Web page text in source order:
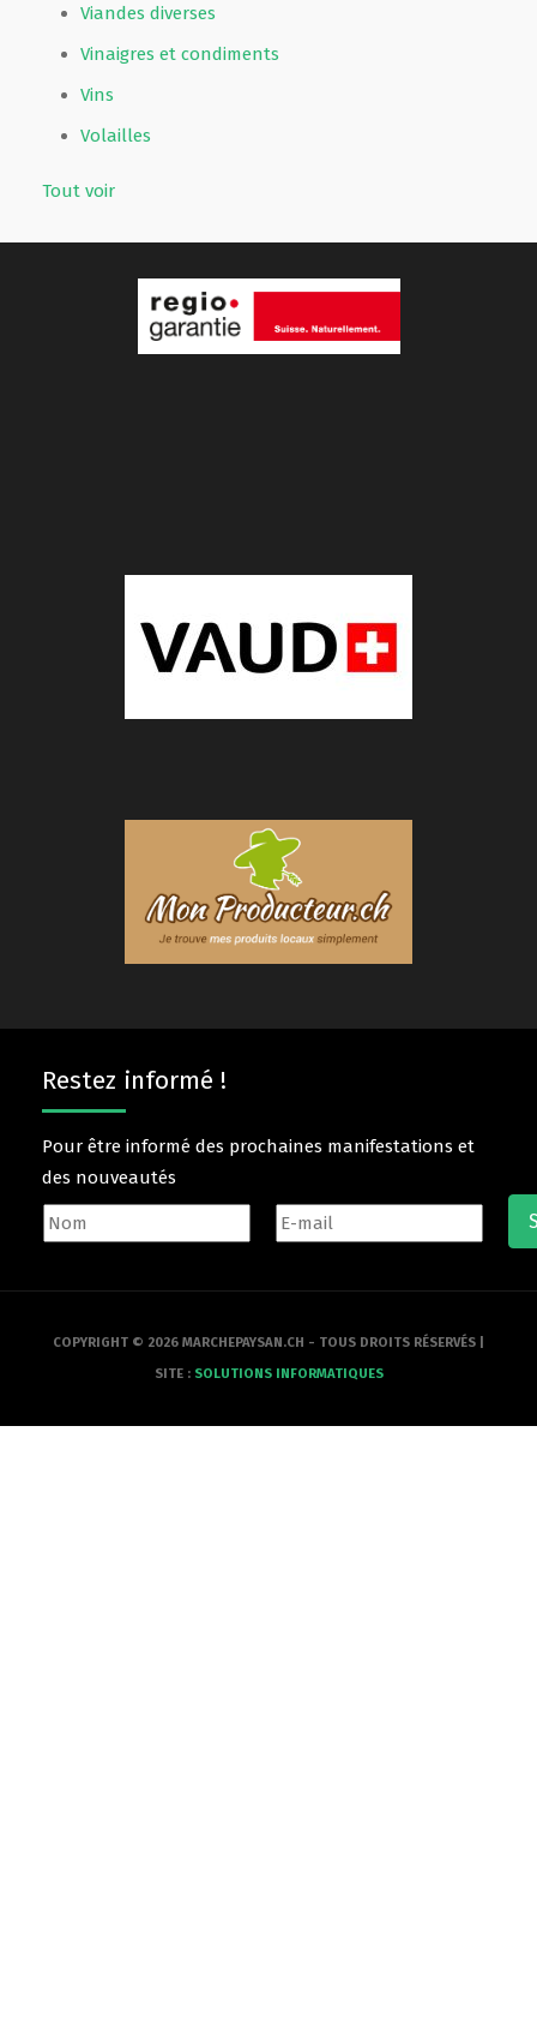
Viandes diverses
Vinaigres et condiments
Vins
Volailles
Tout voir
Restez informé !
Pour être informé des prochaines manifestations et
des nouveautés
COPYRIGHT © 2026 MARCHEPAYSAN.CH - TOUS DROITS RÉSERVÉS |
SITE : SOLUTIONS INFORMATIQUES